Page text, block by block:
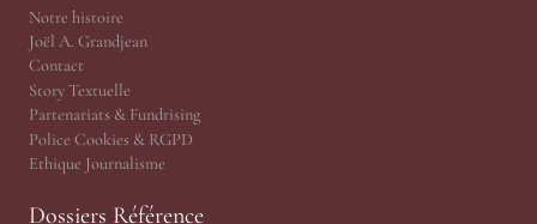
Notre histoire
Joël A. Grandjean
Contact
Story Textuelle
Partenariats & Fundrising
Police Cookies & RGPD
Ethique Journalisme
Dossiers Référence